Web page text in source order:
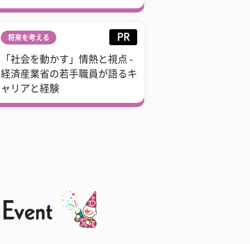
将来を考える PR
「社会を動かす」情熱と視点 -
経済産業省の若手職員が語るキ
ャリアと経験